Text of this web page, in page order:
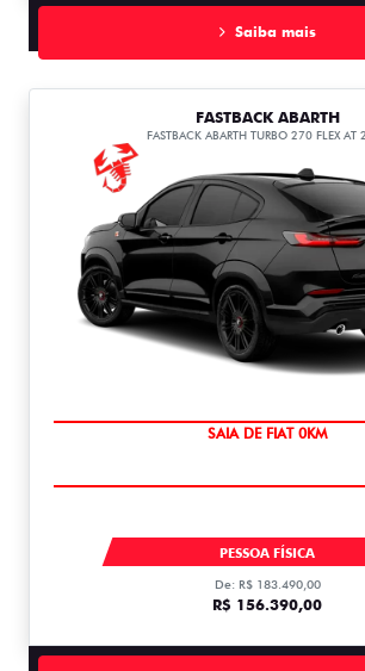
Saiba mais
FASTBACK ABARTH
FASTBACK ABARTH TURBO 270 FLEX AT
PREÇO IMPERDÍVEL
FASTBACK ABARTH TURBO 270 AT
PESSOA FÍSICA
De: R$ 183.490,00
R$ 156.390,00